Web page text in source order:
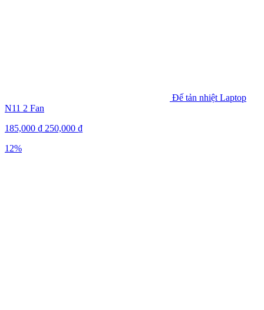
Đế tản nhiệt Laptop
N11 2 Fan
185,000 ₫ 250,000 ₫
12%